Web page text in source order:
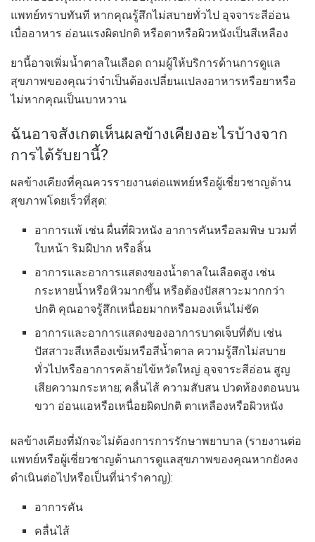
แพทย์ทราบทันที หากคุณรู้สึกไม่สบายทั่วไป อุจจาระสีอ่อน
เบื่ออาหาร อ่อนแรงผิดปกติ หรือตาหรือผิวหนังเป็นสีเหลือง
ยานี้อาจเพิ่มน้ำตาลในเลือด ถามผู้ให้บริการด้านการดูแล
สุขภาพของคุณว่าจำเป็นต้องเปลี่ยนแปลงอาหารหรือยาหรือ
ไม่หากคุณเป็นเบาหวาน
ฉันอาจสังเกตเห็นผลข้างเคียงอะไรบ้างจาก
การได้รับยานี้?
ผลข้างเคียงที่คุณควรรายงานต่อแพทย์หรือผู้เชี่ยวชาญด้าน
สุขภาพโดยเร็วที่สุด:
อาการแพ้ เช่น ผื่นที่ผิวหนัง อาการคันหรือลมพิษ บวมที่
ใบหน้า ริมฝีปาก หรือลิ้น
อาการและอาการแสดงของน้ำตาลในเลือดสูง เช่น
กระหายน้ำหรือหิวมากขึ้น หรือต้องปัสสาวะมากกว่า
ปกติ คุณอาจรู้สึกเหนื่อยมากหรือมองเห็นไม่ชัด
อาการและอาการแสดงของอาการบาดเจ็บที่ตับ เช่น
ปัสสาวะสีเหลืองเข้มหรือสีน้ำตาล ความรู้สึกไม่สบาย
ทั่วไปหรืออาการคล้ายไข้หวัดใหญ่ อุจจาระสีอ่อน สูญ
เสียความกระหาย; คลื่นไส้ ความสับสน ปวดท้องตอนบน
ขวา อ่อนแอหรือเหนื่อยผิดปกติ ตาเหลืองหรือผิวหนัง
ผลข้างเคียงที่มักจะไม่ต้องการการรักษาพยาบาล (รายงานต่อ
แพทย์หรือผู้เชี่ยวชาญด้านการดูแลสุขภาพของคุณหากยังคง
ดำเนินต่อไปหรือเป็นที่น่ารำคาญ):
อาการคัน
คลื่นไส้